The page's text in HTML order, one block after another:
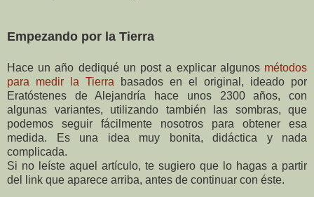
Empezando por la Tierra
Hace un año dediqué un post a explicar algunos métodos
para medir la Tierra
basados en el original, ideado por
Eratóstenes de Alejandría hace unos 2300 años, con
algunas variantes, utilizando también las sombras, que
podemos seguir fácilmente nosotros para obtener esa
medida. Es una idea muy bonita, didáctica y nada
complicada.
Si no leíste aquel artículo, te sugiero que lo hagas a partir
del link que aparece arriba, antes de continuar con éste.